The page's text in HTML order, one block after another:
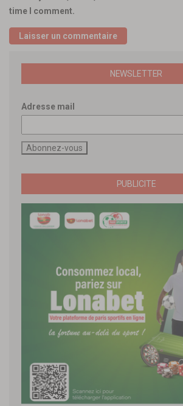
time I comment.
NEWSLETTER
Adresse mail
PUBLICITE